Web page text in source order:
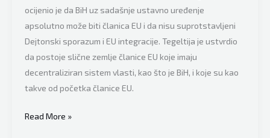
ocijenio je da BiH uz sadašnje ustavno uređenje
apsolutno može biti članica EU i da nisu suprotstavljeni
Dejtonski sporazum i EU integracije. Tegeltija je ustvrdio
da postoje slične zemlje članice EU koje imaju
decentraliziran sistem vlasti, kao što je BiH, i koje su kao
takve od početka članice EU.
Predsjedavajući
Read More »